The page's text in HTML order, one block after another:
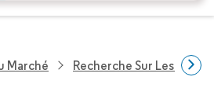
Marché Recherche Sur Les